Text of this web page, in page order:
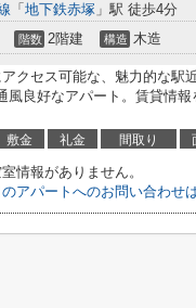
「 地下鉄赤塚 」駅 徒歩4分
階数 2階建 構造 木造
クセス可能な、魅力的な駅
風良好なアパート。賃貸情報
敷金 礼金 間取り
情報がありません。
アパートへのお問い合わせ